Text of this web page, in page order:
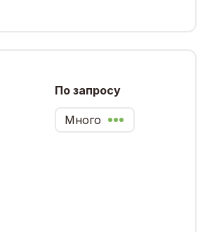
По запросу
Много